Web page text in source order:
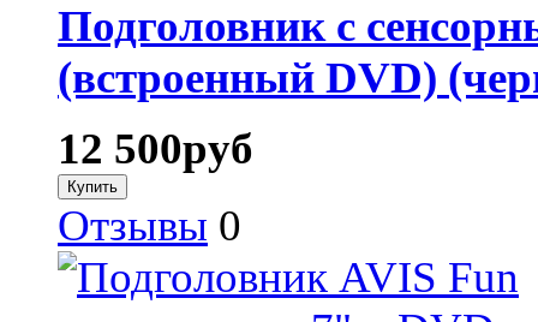
Подголовник с
(встроенный DVD)
12 500руб
Отзывы 0